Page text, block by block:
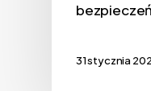
31 stycznia